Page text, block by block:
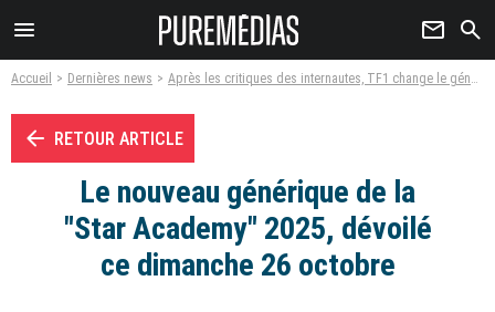
menu newsletter search
Accueil Dernières news Après les critiques des internautes, TF1 change le générique de la "Star Academy" 2025
arrow_left RETOUR ARTICLE
Le nouveau générique de la
"Star Academy" 2025, dévoilé
ce dimanche 26 octobre